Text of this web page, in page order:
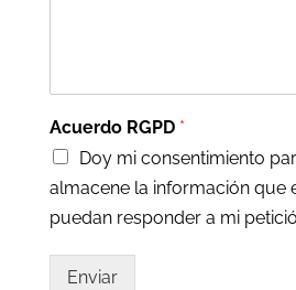
Acuerdo RGPD *
Doy mi consentimiento
almacene la información que
puedan responder a mi
Enviar